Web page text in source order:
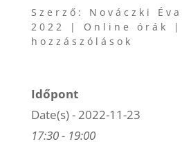
Szerző: Nováczki Éva
2022
| Online órák |
hozzászólások
Időpont
Date(s) - 2022-11-23
17:30 - 19:00